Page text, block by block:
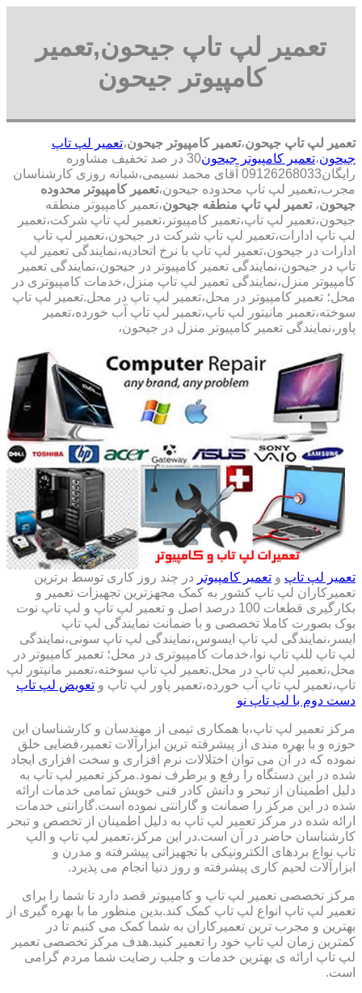
تعمیر لپ تاپ جیحون,تعمیر
کامپیوتر جیحون
تعمیر لپ تاپ جیحون،تعمیر کامپیوتر جیحون،تعمیر لپ تاپ
جیحون،تعمیر کامپیوتر جیحون
30 در صد تخفیف مشاوره
رایگان09126268033 آقای محمد نسیمی،شبانه روزی کارشناسان
مجرب،تعمیر لپ تاپ محدوده جیحون،تعمیر کامپیوتر محدوده
جیحون، تعمیر لپ تاپ منطقه جیحون،تعمیر کامپیوتر منطقه
جیحون،تعمیر لپ تاپ،تعمیر کامپیوتر،تعمیر لپ تاپ شرکت،تعمیر
لپ تاپ ادارات،تعمیر لپ تاپ شرکت در جیحون،تعمیر لپ تاپ
ادارات در جیحون،تعمیر لپ تاپ با نرخ اتحادیه،نمایندگی تعمیر لپ
تاپ در جیحون،نمایندگی تعمیر کامپیوتر در جیحون،نمایندگی تعمیر
کامپیوتر منزل،نمایندگی تعمیر لپ تاپ منزل،خدمات کامپیوتری در
محل؛ تعمیر کامپیوتر در محل،تعمیر لپ تاپ در محل.تعمیر لپ تاپ
سوخته،تعمبر مانیتور لپ تاپ،تعمیر لپ تاپ آب خورده،تعمیر
پاور،نمایندگی تعمیر کامپیوتر منزل در جیحون،
تعمیر لپ تاپ و تعمیر کامپیوتر در چند روز کاری توسط برترین
تعمیرکاران لپ تاپ کشور به کمک مجهزترین تجهیزات تعمیر و
بکارگیری قطعات 100 درصد اصل و تعمیر لپ تاپ و لپ تاپ نوت
بوک بصورت کاملا تخصصی و با ضمانت نمایندگی لپ تاپ
ایسر،نمایندگی لپ تاپ ایسوس،نمایندگی لپ تاپ سونی،نمایندگی
لپ تاپ للپ تاپ نوا،خدمات کامپیوتری در محل؛ تعمیر کامپیوتر در
محل،تعمیر لپ تاپ در محل.تعمیر لپ تاپ سوخته،تعمبر مانیتور لپ
تاپ،تعمیر لپ تاپ آب خورده،تعمیر پاور لپ تاپ و تعویض لپ تاپ
دست دوم با لپ تاپ نو
مرکز تعمیر لپ تاپ،با همکاری تیمی از مهندسان و کارشناسان این
حوزه و با بهره مندی از پیشرفته ترین ابزارآلات تعمیر،فضایی خلق
نموده که در آن می توان اختلالات نرم افزاری و سخت افزاری ایجاد
شده در این دستگاه را رفع و برطرف نمود.مرکز تعمیر لپ تاپ به
دلیل اطمینان از تبحر و دانش کادر فنی خویش تمامی خدمات ارائه
شده در این مرکز را ضمانت و گارانتی نموده است.گارانتی خدمات
ارائه شده در مرکز تعمیر لپ تاپ به دلیل اطمینان از تخصص و تبحر
کارشناسان حاضر در آن است.در این مرکز،تعمیر لپ تاپ و الپ
تاپ نواع بردهای الکترونیکی با تجهیزاتی پیشرفته و مدرن و
ابزارآلات لحیم کاری پیشرفته و روز دنیا انجام می پذیرد.
مرکز تخصصی تعمیر لپ تاپ و کامپیوتر قصد دارد تا شما را برای
تعمیر لپ تاپ انواع لپ تاپ کمک کند.بدین منظور ما با بهره گیری از
بهترین و مجرب ترین تعمیرکاران به شما کمک می کنیم تا در
کمترین زمان لپ تاپ خود را تعمیر کنید.هدف مرکز تخصصی تعمیر
لپ تاپ ارائه ی بهترین خدمات و جلب رضایت شما مردم گرامی
است.